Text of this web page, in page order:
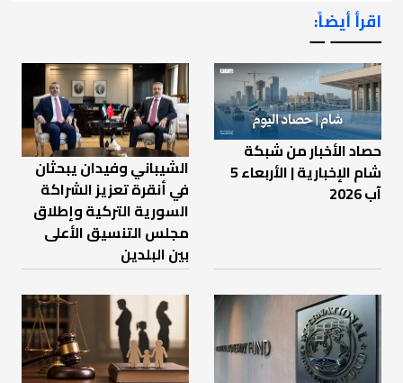
اقرأ أيضاً:
ـــــــ ــ
حصاد الأخبار من شبكة
شام الإخبارية | الأربعاء 5
آب 2026
الشيباني وفيدان يبحثان
في أنقرة تعزيز الشراكة
السورية التركية وإطلاق
مجلس التنسيق الأعلى
بين البلدين